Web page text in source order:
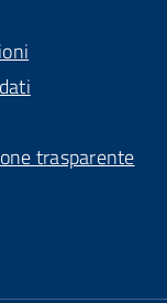
trasparente